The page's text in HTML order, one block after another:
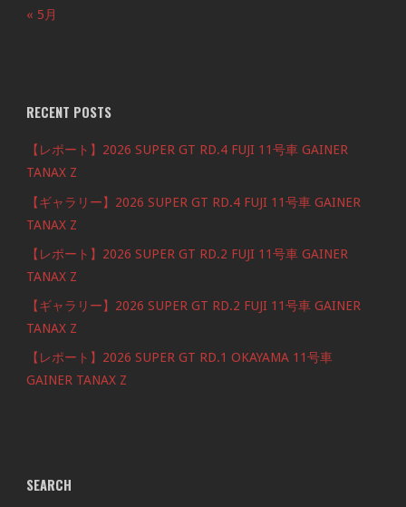
« 5月
RECENT POSTS
【レポート】2026 SUPER GT RD.4 FUJI 11号車 GAINER
TANAX Z
【ギャラリー】2026 SUPER GT RD.4 FUJI 11号車 GAINER
TANAX Z
【レポート】2026 SUPER GT RD.2 FUJI 11号車 GAINER
TANAX Z
【ギャラリー】2026 SUPER GT RD.2 FUJI 11号車 GAINER
TANAX Z
【レポート】2026 SUPER GT RD.1 OKAYAMA 11号車
GAINER TANAX Z
SEARCH